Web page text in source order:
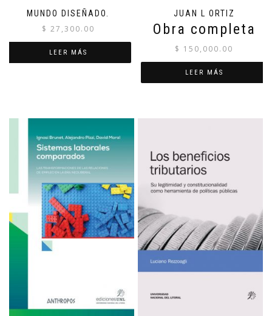
MUNDO DISEÑADO.
$ 27,300.00
LEER MÁS
JUAN L ORTIZ
Obra completa
$ 150,000.00
LEER MÁS